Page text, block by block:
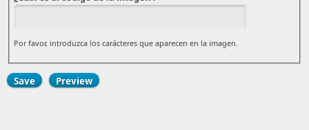
Por favor, introduzca los carácteres que aparecen en la imagen.